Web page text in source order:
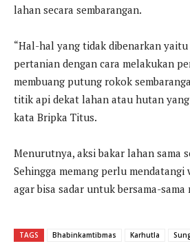
lahan secara sembarangan.
“Hal-hal yang tidak dibenarkan
pertanian dengan cara melakukan
membuang putung rokok
titik api dekat lahan atau hutan yang
kata Bripka Titus.
Menurutnya, aksi bakar lahan sama
Sehingga memang perlu
agar bisa sadar untuk bersama-
TAGS Bhabinkamtibmas Karhutla